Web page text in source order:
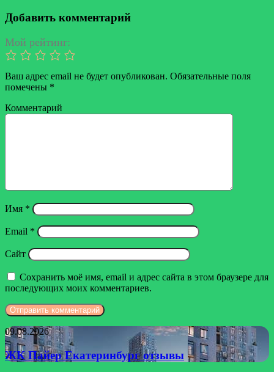
Добавить комментарий
Мой рейтинг:
Ваш адрес email не будет опубликован. Обязательные поля
помечены *
Комментарий
Имя *
Email *
Сайт
Сохранить моё имя, email и адрес сайта в этом браузере для
последующих моих комментариев.
ЖК
Пайер
Екатеринбург
отзывы
09.08.2026
ЖК Пайер Екатеринбург отзывы